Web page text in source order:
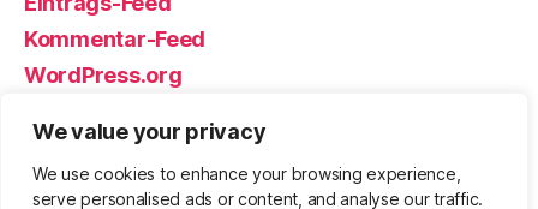
We value your privacy
We use cookies to enhance your browsing experience,
serve personalised ads or content, and analyse our traffic.
Kommentar-Feed
WordPress.org
© 2026Björn Eickhoff – Der Blog
Nach oben